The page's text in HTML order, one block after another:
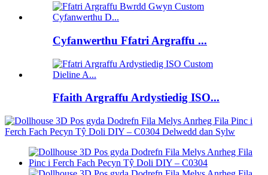
Cyfanwerthu Ffatri Argraffu ...
Ffaith Argraffu Ardystiedig ISO...